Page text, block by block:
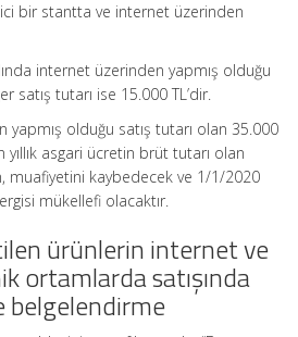
bir stantta ve internet üzerinden
internet üzerinden yapmış olduğu
satış tutarı ise 15.000 TL’dir.
yapmış olduğu satış tutarı olan 35.000
yıllık asgari ücretin brüt tutarı olan
muafiyetini kaybedecek ve 1/1/2020
mükellefi olacaktır.
ürünlerin internet ve
ortamlarda satışında
belgelendirme